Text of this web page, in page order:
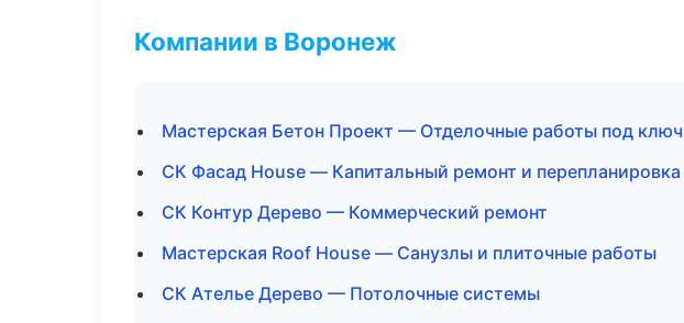
Компании в Воронеж
Мастерская Бетон Проект — Отделочные работы под ключ
СК Фасад House — Капитальный ремонт и перепланировка
СК Контур Дерево — Коммерческий ремонт
Мастерская Roof House — Санузлы и плиточные работы
СК Ателье Дерево — Потолочные системы